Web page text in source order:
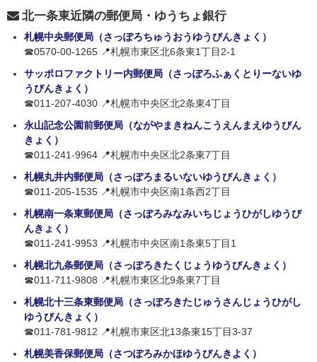
北一条東近隣の郵便局・ゆうちょ銀行
札幌中央郵便局（さっぽろちゅうおうゆうびんきょく）
☎0570-00-1265 📍札幌市東区北6条東1丁目2-1
サッポロファクトリー内郵便局（さっぽろふぁくとりーないゆ
うびんきょく）
☎011-207-4030 📍札幌市中央区北2条東4丁目
永山記念公園前郵便局（ながやまきねんこうえんまえゆうびん
きょく）
☎011-241-9964 📍札幌市中央区北2条東7丁目
札幌丸井内郵便局（さっぽろまるいないゆうびんきょく）
☎011-205-1535 📍札幌市中央区南1条西2丁目
札幌南一条東郵便局（さっぽろみなみいちじょうひがしゆうび
んきょく）
☎011-241-9953 📍札幌市中央区南1条東5丁目1
札幌北九条郵便局（さっぽろきたくじょうゆうびんきょく）
☎011-711-9808 📍札幌市東区北9条東7丁目
札幌北十三条東郵便局（さっぽろきたじゅうさんじょうひがし
ゆうびんきょく）
☎011-781-9812 📍札幌市東区北13条東15丁目3-37
札幌美香保郵便局（さつぽろみかほゆうびんきよく）